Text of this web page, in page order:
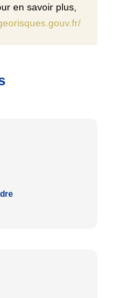
en savoir plus,